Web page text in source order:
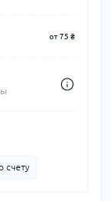
от 75 ₴
счету